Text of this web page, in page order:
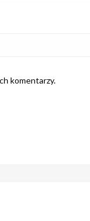
komentarzy.